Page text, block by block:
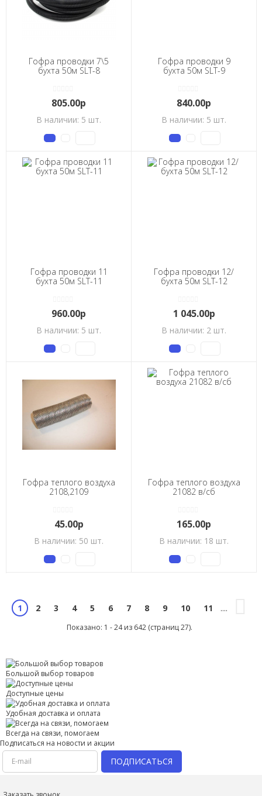
Гофра проводки 7\5
бухта 50м SLT-8
805.00р
В наличии: 5 шт.
Гофра проводки 9
бухта 50м SLT-9
840.00р
В наличии: 5 шт.
Гофра проводки 11
бухта 50м SLT-11
960.00р
В наличии: 5 шт.
Гофра проводки 12/
бухта 50м SLT-12
1 045.00р
В наличии: 2 шт.
Гофра теплого воздуха
2108,2109
45.00р
В наличии: 50 шт.
Гофра теплого воздуха
21082 в/сб
165.00р
В наличии: 18 шт.
1 2 3 4 5 6 7 8 9 10 11 ....
Показано: 1 - 24 из 642 (страниц 27).
Большой выбор товаров
Доступные цены
Удобная доставка и оплата
Всегда на связи, помогаем
Подписаться на новости и акции
ПОДПИСАТЬСЯ